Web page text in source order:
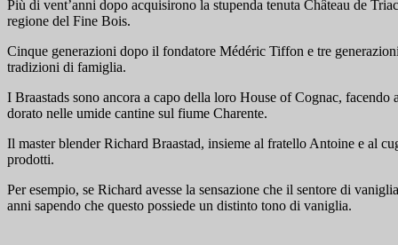
Più di vent’anni dopo acquisirono la stupenda tenuta Château de
regione del Fine Bois.
Cinque generazioni dopo il fondatore Médéric Tiffon e tre
tradizioni di famiglia.
I Braastads sono ancora a capo della loro House of Cognac,
dorato nelle umide cantine sul fiume Charente.
Il master blender Richard Braastad, insieme al fratello Antoine e al
prodotti.
Per esempio, se Richard avesse la sensazione che il sentore di
anni sapendo che questo possiede un distinto tono di vaniglia.